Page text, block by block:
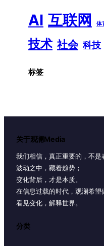
AI 互联网 体
技术 社会 科技
标签
关于观澜Media
我们相信，真正重要的，不是
波动之中，藏着趋势；
变化背后，才是本质。
在信息过载的时代，观澜希望
看见变化，解释世界。
分类